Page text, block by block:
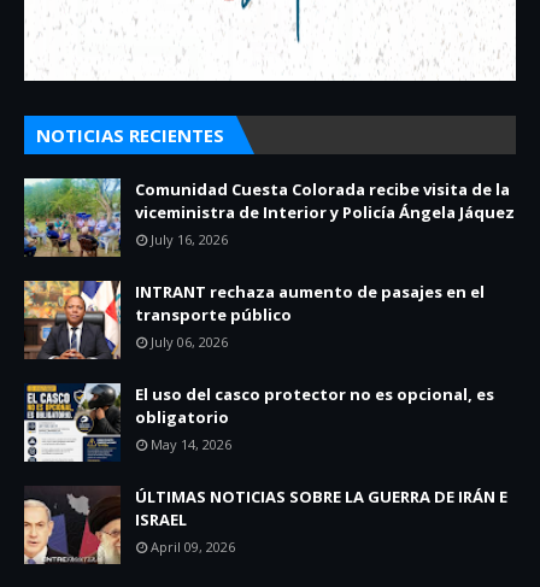
NOTICIAS RECIENTES
Comunidad Cuesta Colorada recibe visita de la
viceministra de Interior y Policía Ángela Jáquez
July 16, 2026
INTRANT rechaza aumento de pasajes en el
transporte público
July 06, 2026
El uso del casco protector no es opcional, es
obligatorio
May 14, 2026
ÚLTIMAS NOTICIAS SOBRE LA GUERRA DE IRÁN E
ISRAEL
April 09, 2026